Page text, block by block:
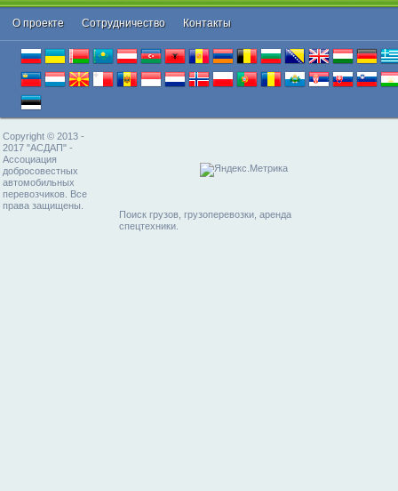
О проекте Cотрудничество Контакты
Copyright © 2013 -
2017 "АСДАП" -
Ассоциация
добросовестных
автомобильных
перевозчиков. Все
права защищены.
Поиск грузов, грузоперевозки, аренда
спецтехники.